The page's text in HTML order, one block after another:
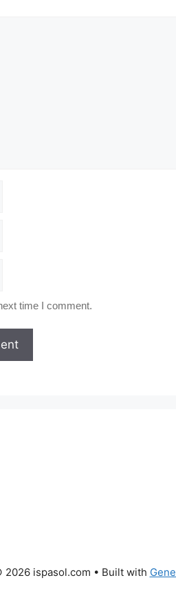
time I comment.
2026 ispasol.com • Built with